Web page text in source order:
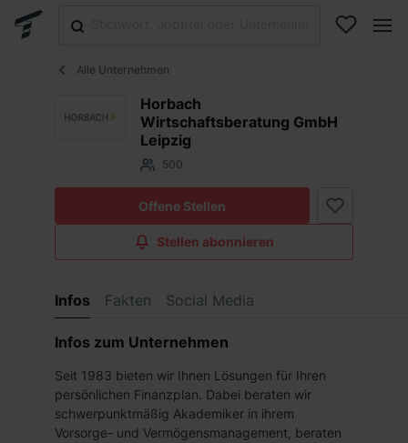
Alle Unternehmen
Horbach
Wirtschaftsberatung GmbH
Leipzig
500
Offene Stellen
Stellen abonnieren
Infos Fakten Social Media
Infos zum Unternehmen
Seit 1983 bieten wir Ihnen Lösungen für Ihren
persönlichen Finanzplan. Dabei beraten wir
schwerpunktmäßig Akademiker in ihrem
Vorsorge- und Vermögensmanagement, beraten